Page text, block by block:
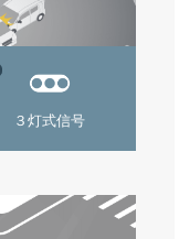
３灯式信号